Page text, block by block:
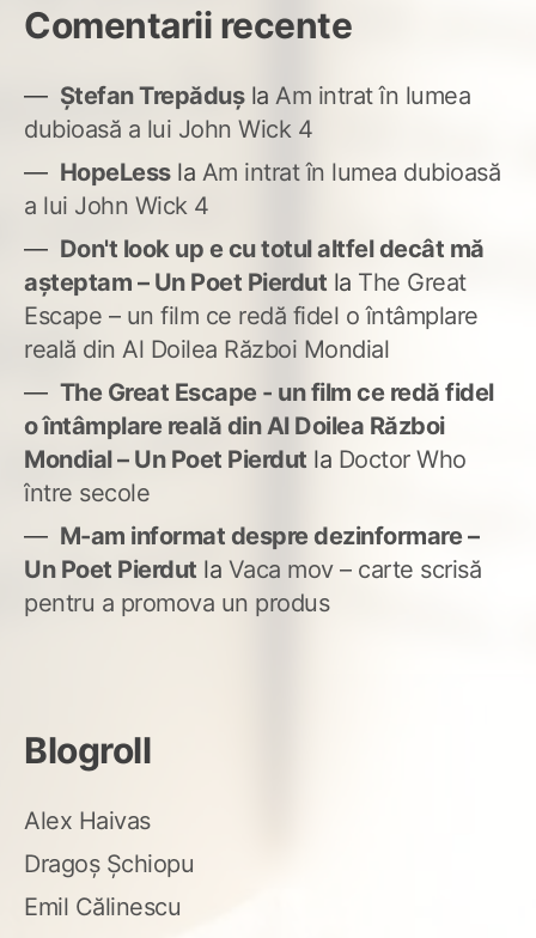
Comentarii recente
Ștefan Trepădușla Am intrat în lumea
dubioasă a lui John Wick 4
HopeLessla Am intrat în lumea dubioasă
a lui John Wick 4
Don't look up e cu totul altfel decât mă
așteptam – Un Poet Pierdut la The Great
Escape – un film ce redă fidel o întâmplare
reală din Al Doilea Război Mondial
The Great Escape - un film ce redă fidel
o întâmplare reală din Al Doilea Război
Mondial – Un Poet Pierdut la Doctor Who
între secole
M-am informat despre dezinformare –
Un Poet Pierdut la Vaca mov – carte scrisă
pentru a promova un produs
Blogroll
Alex Haivas
Dragoș Șchiopu
Emil Călinescu